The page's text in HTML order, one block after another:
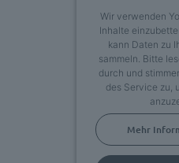
Wir verwenden
Inhalte
kann Daten zu
sammeln. Bitte
durch und
des Service zu,
Mehr